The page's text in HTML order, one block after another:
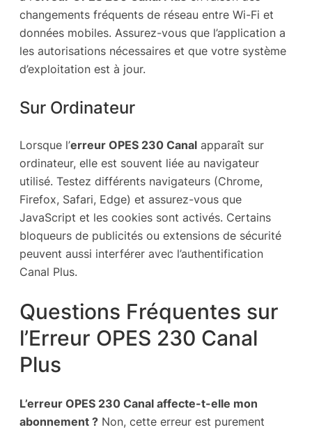
changements fréquents de réseau entre Wi-Fi et
données mobiles. Assurez-vous que l’application a
les autorisations nécessaires et que votre système
d’exploitation est à jour.
Sur Ordinateur
Lorsque l’erreur OPES 230 Canal apparaît sur
ordinateur, elle est souvent liée au navigateur
utilisé. Testez différents navigateurs (Chrome,
Firefox, Safari, Edge) et assurez-vous que
JavaScript et les cookies sont activés. Certains
bloqueurs de publicités ou extensions de sécurité
peuvent aussi interférer avec l’authentification
Canal Plus.
Questions Fréquentes sur
l’Erreur OPES 230 Canal
Plus
L’erreur OPES 230 Canal affecte-t-elle mon
abonnement ? Non, cette erreur est purement